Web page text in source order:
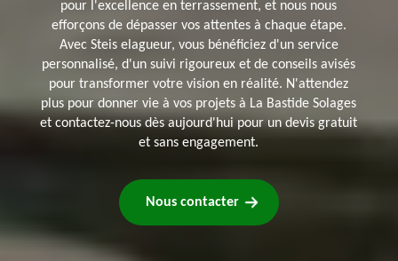
pour l'excellence en terrassement, et nous nous
efforçons de dépasser vos attentes à chaque étape.
Avec Steis elagueur, vous bénéficiez d'un service
personnalisé, d'un suivi rigoureux et de conseils avisés
pour transformer votre vision en réalité. N'attendez
plus pour donner vie à vos projets à La Bastide Solages
et contactez-nous dès aujourd'hui pour un devis gratuit
et sans engagement.
Nous contacter